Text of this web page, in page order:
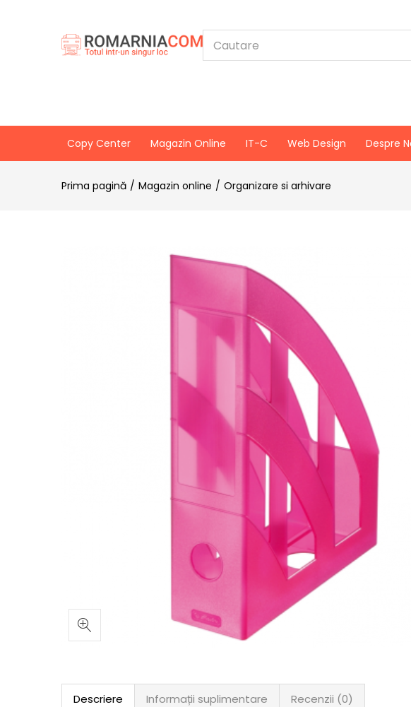
Copy Center Magazin Online IT-C Web Design Despre
Prima pagină Magazin online Organizare si arhivare
Descriere Informații suplimentare Recenzii (0)